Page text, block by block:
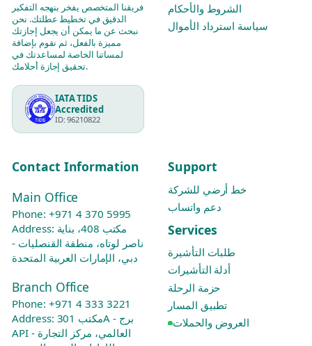
فريقنا المتخصص يفخر بنهجه التفكير
الدقيق في تخطيط عطلتك. نحن
نبحث عن ما يمكن أن يجعل إجازتك
مميزة بالفعل، ثم نقوم بإضافة
لمساتنا الخاصة لمساعدتك في
تحقيق إجازة أحلامك.
IATA TIDS
Accredited
ID: 96210822
الشروط والأحكام
سياسة استرداد الأموال
Contact Information
Main Office
Phone: +971 4 370 5995
Address: مكتب 408، بناية
ناصر لوتاه، منطقة القنصليات -
دبي، الإمارات العربية المتحدة
Branch Office
Phone: +971 4 333 3221
Address: مكتب 301A - برج
API العالمي، مركز التجارة -
Support
خط أرضي للشركة
دعم واتساب
Services
طلبات التأشيرة
أدلة التأشيرات
حزمة الرحلة
تطبيق المسار
العروض والحملات